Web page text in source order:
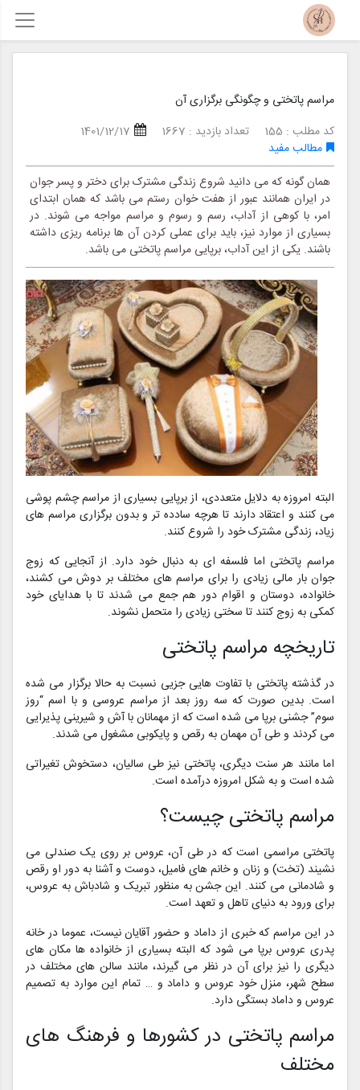
مراسم پاتختی و چگونگی برگزاری آن
کد مطلب : 155
تعداد بازدید : 1667
1401/12/17
مطالب مفید
همان گونه که می دانید شروع زندگی مشترک برای دختر و پسر جوان
در ایران همانند عبور از هفت خوان رستم می باشد که همان ابتدای
امر، با کوهی از آداب، رسم و رسوم و مراسم مواجه می شوند. در
بسیاری از موارد نیز، باید برای عملی کردن آن ها برنامه ریزی داشته
باشند. یکی از این آداب، برپایی مراسم پاتختی می باشد.
البته امروزه به دلایل متعددی، از برپایی بسیاری از مراسم چشم پوشی
می کنند و اعتقاد دارند تا هرچه سادده تر و بدون برگزاری مراسم های
زیاد، زندگی مشترک خود را شروع کنند.
مراسم پاتختی اما فلسفه ای به دنبال خود دارد. از آنجایی که زوج
جوان بار مالی زیادی را برای مراسم های مختلف بر دوش می کشند،
خانواده، دوستان و اقوام دور هم جمع می شدند تا با هدایای خود
کمکی به زوج کنند تا سختی زیادی را متحمل نشوند.
تاریخچه مراسم پاتختی
در گذشته پاتختی با تفاوت هایی جزیی نسبت به حالا برگزار می شده
است. بدین صورت که سه روز بعد از مراسم عروسی و با اسم “روز
سوم” جشنی برپا می شده است که از مهمانان با آش و شیرینی پذیرایی
می کردند و طی آن مهمان به رقص و پایکوبی مشغول می شدند.
اما مانند هر سنت دیگری، پاتختی نیز طی سالیان، دستخوش تغیراتی
شده است و به شکل امروزه درآمده است.
مراسم پاتختی چیست؟
پاتختی مراسمی است که در طی آن، عروس بر روی یک صندلی می
نشیند (تخت) و زنان و خانم های فامیل، دوست و آشنا به دور او رقص
و شادمانی می کنند. این جشن به منظور تبریک و شادباش به عروس،
برای ورود به دنیای تاهل و تعهد است.
در این مراسم که خبری از داماد و حضور آقایان نیست، عموما در خانه
پدری عروس برپا می شود که البته بسیاری از خانواده ها مکان های
دیگری را نیز برای آن در نظر می گیرند، مانند سالن های مختلف در
سطح شهر، منزل خود عروس و داماد و … تمام این موارد به تصمیم
عروس و داماد بستگی دارد.
مراسم پاتختی در کشورها و فرهنگ های
مختلف